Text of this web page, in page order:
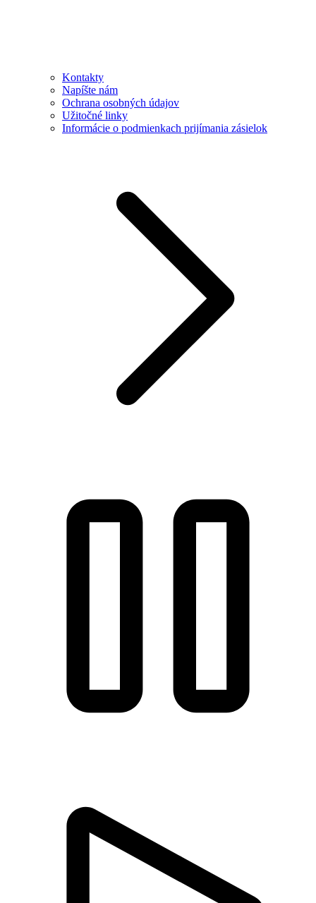
Kontakty
Napíšte nám
Ochrana osobných údajov
Užitočné linky
Informácie o podmienkach prijímania zásielok